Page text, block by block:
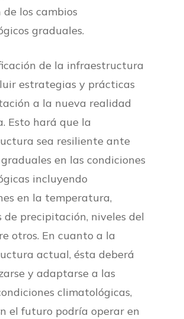
los cambios
graduales.
de la infraestructura
estrategias y prácticas
a la nueva realidad
Esto hará que la
sea resiliente ante
en las condiciones
incluyendo
en la temperatura,
de precipitación, niveles del
otros. En cuanto a la
actual, ésta deberá
y adaptarse a las
climatológicas,
el futuro podría operar en